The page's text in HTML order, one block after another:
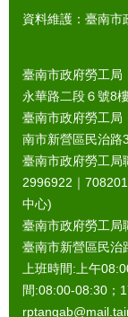
資料維護：臺南市
臺南市政府勞工局
永華路二段６號8
臺南市政府勞工局
南市新營區民治路
臺南市政府勞工局
2996922｜ 708201
中心)
臺南市政府勞工局
臺南市新營區民治
上班時間:上午
間:08:00-08:30；